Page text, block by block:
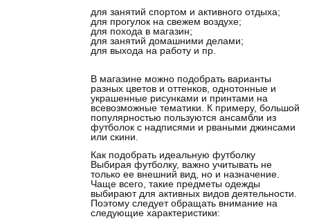
для занятий спортом и активного отдыха;
для прогулок на свежем воздухе;
для похода в магазин;
для занятий домашними делами;
для выхода на работу и пр.
В магазине можно подобрать варианты
разных цветов и оттенков, однотонные и
украшенные рисунками и принтами на
всевозможные тематики. К примеру, большой
популярностью пользуются ансамбли из
футболок с надписями и рваными джинсами
или скини.
Как подобрать идеальную футболку
Выбирая футболку, важно учитывать не
только ее внешний вид, но и назначение.
Чаще всего, такие предметы одежды
выбирают для активных видов деятельности.
Поэтому следует обращать внимание на
следующие характеристики: